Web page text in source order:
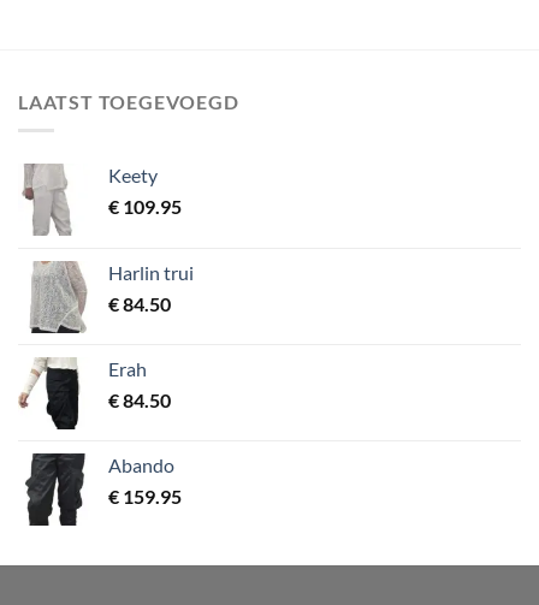
LAATST TOEGEVOEGD
Keety
€ 109.95
Harlin trui
€84.50
Erah
€84.50
Abando
€ 159.95